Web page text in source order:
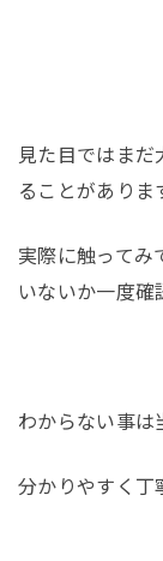
見た目ではま
ることがありま
実際に触ってみ
いないか一度確
わからない事は
分かりやすく丁